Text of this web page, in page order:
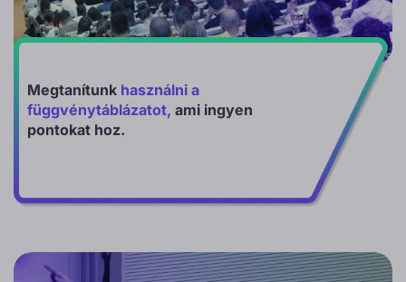
Megtanítunk használni a
függvénytáblázatot, ami ingyen
pontokat hoz.